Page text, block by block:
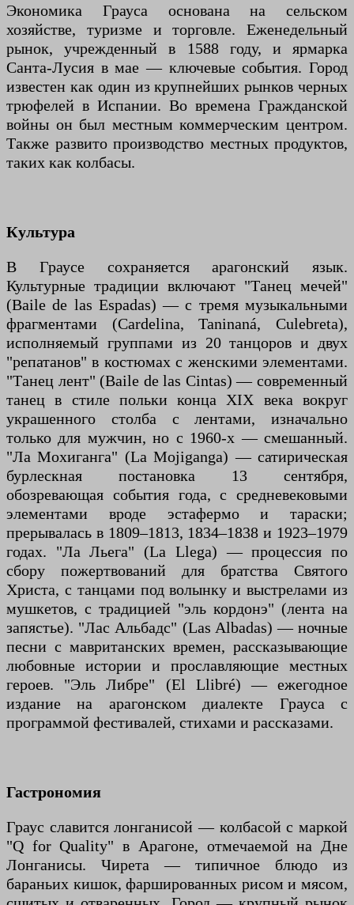
Экономика Грауса основана на сельском
хозяйстве, туризме и торговле. Еженедельный
рынок, учрежденный в 1588 году, и ярмарка
Санта-Лусия в мае — ключевые события. Город
известен как один из крупнейших рынков черных
трюфелей в Испании. Во времена Гражданской
войны он был местным коммерческим центром.
Также развито производство местных продуктов,
таких как колбасы.
Культура
В Граусе сохраняется арагонский язык.
Культурные традиции включают "Танец мечей"
(Baile de las Espadas) — с тремя музыкальными
фрагментами (Cardelina, Taninaná, Culebreta),
исполняемый группами из 20 танцоров и двух
"репатанов" в костюмах с женскими элементами.
"Танец лент" (Baile de las Cintas) — современный
танец в стиле польки конца XIX века вокруг
украшенного столба с лентами, изначально
только для мужчин, но с 1960-х — смешанный.
"Ла Мохиганга" (La Mojiganga) — сатирическая
бурлескная постановка 13 сентября,
обозревающая события года, с средневековыми
элементами вроде эстафермо и тараски;
прерывалась в 1809–1813, 1834–1838 и 1923–1979
годах. "Ла Льега" (La Llega) — процессия по
сбору пожертвований для братства Святого
Христа, с танцами под волынку и выстрелами из
мушкетов, с традицией "эль кордонэ" (лента на
запястье). "Лас Альбадс" (Las Albadas) — ночные
песни с мавританских времен, рассказывающие
любовные истории и прославляющие местных
героев. "Эль Либре" (El Llibré) — ежегодное
издание на арагонском диалекте Грауса с
программой фестивалей, стихами и рассказами.
Гастрономия
Граус славится лонганисой — колбасой с маркой
"Q for Quality" в Арагоне, отмечаемой на Дне
Лонганисы. Чирета — типичное блюдо из
бараньих кишок, фаршированных рисом и мясом,